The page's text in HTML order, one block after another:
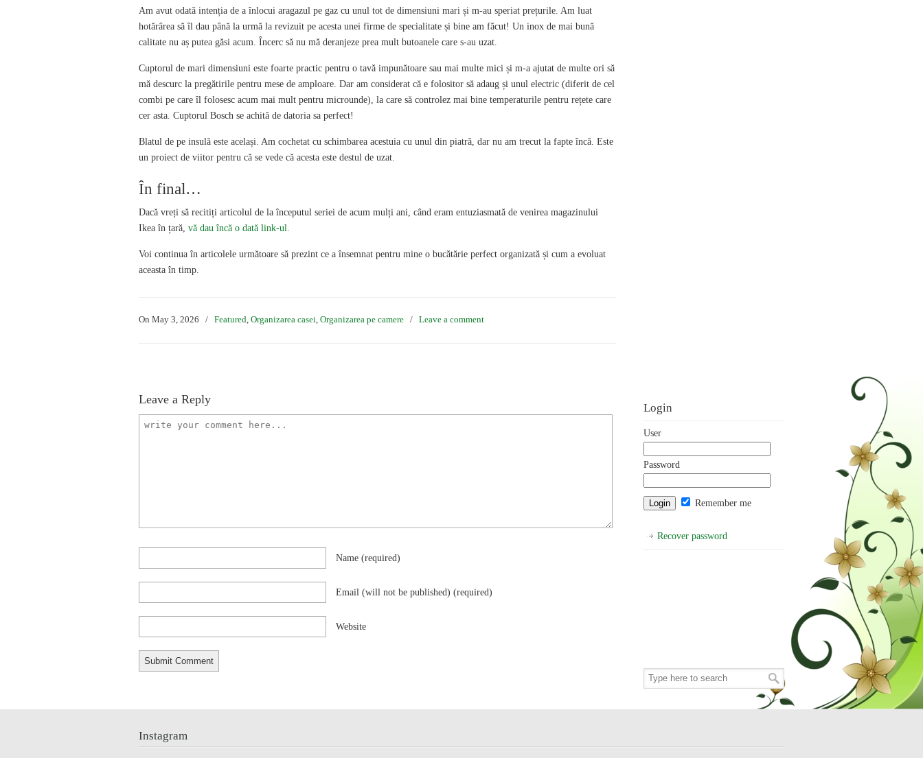
Am avut odată intenția de a înlocui aragazul pe gaz cu unul tot de dimensiuni mari și m-au speriat prețurile. Am luat
hotărârea să îl dau până la urmă la revizuit pe acesta unei firme de specialitate și bine am făcut! Un inox de mai bună
calitate nu aș putea găsi acum. Încerc să nu mă deranjeze prea mult butoanele care s-au uzat.
Cuptorul de mari dimensiuni este foarte practic pentru o tavă impunătoare sau mai multe mici și m-a ajutat de multe ori să
mă descurc la pregătirile pentru mese de amploare. Dar am considerat că e folositor să adaug și unul electric (diferit de cel
combi pe care îl folosesc acum mai mult pentru microunde), la care să controlez mai bine temperaturile pentru rețete care
cer asta. Cuptorul Bosch se achită de datoria sa perfect!
Blatul de pe insulă este același. Am cochetat cu schimbarea acestuia cu unul din piatră, dar nu am trecut la fapte încă. Este
un proiect de viitor pentru că se vede că acesta este destul de uzat.
În final…
Dacă vreți să recitiți articolul de la începutul seriei de acum mulți ani, când eram entuziasmată de venirea magazinului
Ikea în țară, vă dau încă o dată link-ul.
Voi continua în articolele următoare să prezint ce a însemnat pentru mine o bucătărie perfect organizată și cum a evoluat
aceasta în timp.
On May 3, 2026 / Featured Organizarea casei Organizarea pe camere / Leave a comment
Leave a Reply
Name (required)
Email (will not be published) (required)
Website
Login
User
Password
Remember me
Recover password
Instagram